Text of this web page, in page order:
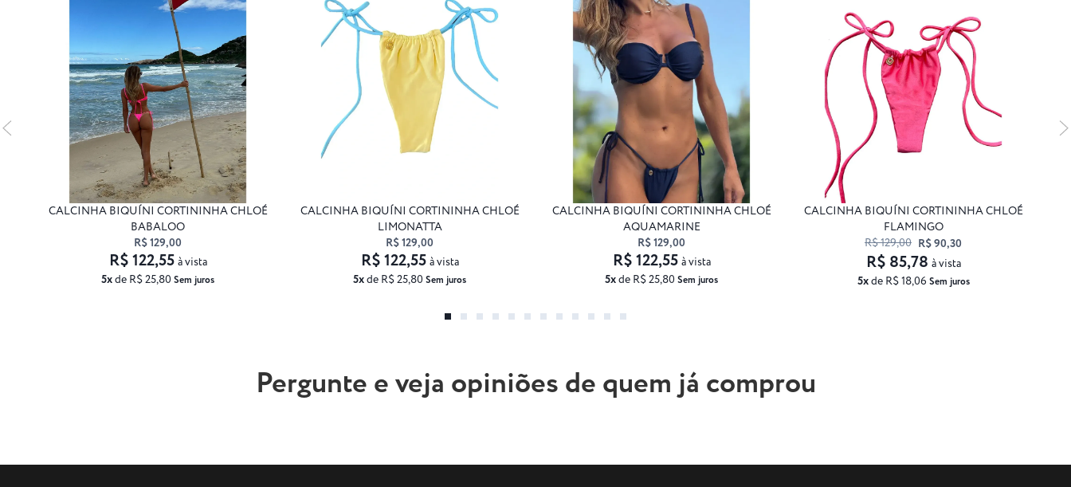
CALCINHA BIQUÍNI CORTININHA CHLOÉ
BABALOO
R$ 129,00
5xde R$ 25,80 Sem juros
R$ 122,55 à vista
CALCINHA BIQUÍNI CORTININHA CHLOÉ
LIMONATTA
R$ 129,00
5xde R$ 25,80 Sem juros
R$ 122,55 à vista
CALCINHA BIQUÍNI CORTININHA CHLOÉ
AQUAMARINE
R$ 129,00
5xde R$ 25,80 Sem juros
R$ 122,55 à vista
CALCINHA BIQUÍNI CORTININHA CHLOÉ
FLAMINGO
R$ 129,00 R$ 90,30
5xde R$ 18,06 Sem juros
R$ 85,78 à vista
Pergunte e veja opiniões de quem já comprou